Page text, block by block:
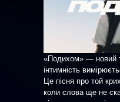
«Подихом» — новий
інтимність
Це пісня про той
коли слова ще не